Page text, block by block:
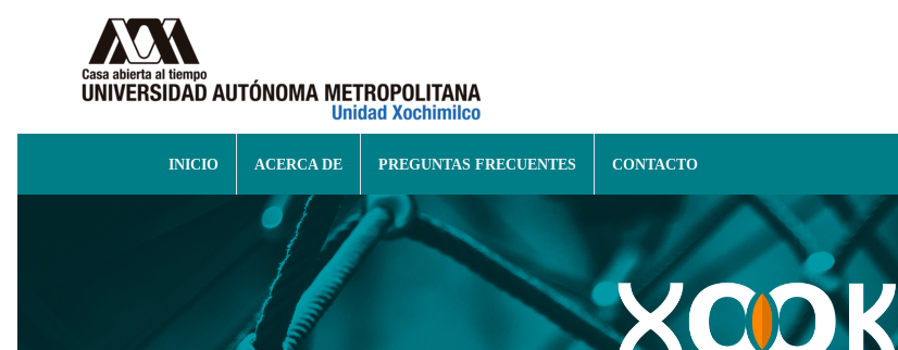
INICIO ACERCA DE PREGUNTAS FRECUENTES CONTACTO